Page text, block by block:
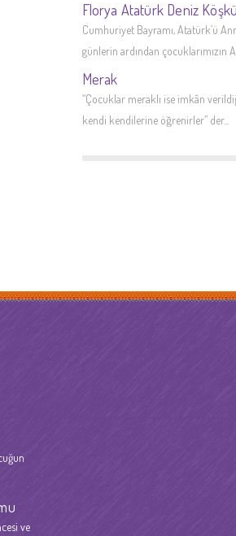
Florya Atatürk Deniz Köşkü
Cumhuriyet Bayramı, Atatürk’ü
günlerin ardından çocuklarımızın
Merak
“Çocuklar meraklı ise imkân
kendi kendilerine öğrenirler” der...
ve